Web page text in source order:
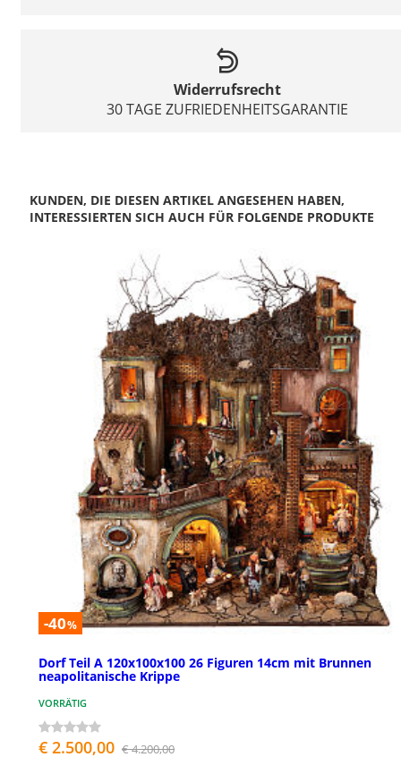
Widerrufsrecht
30 TAGE ZUFRIEDENHEITSGARANTIE
KUNDEN, DIE DIESEN ARTIKEL ANGESEHEN HABEN,
INTERESSIERTEN SICH AUCH FÜR FOLGENDE PRODUKTE
-40%
Dorf Teil A 120x100x100 26 Figuren 14cm mit Brunnen
neapolitanische Krippe
VORRÄTIG
€ 2.500,00 € 4.200,00